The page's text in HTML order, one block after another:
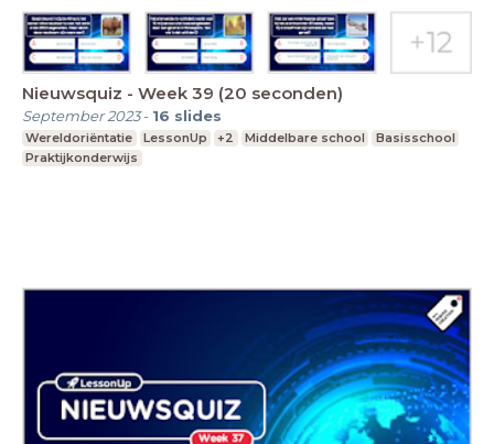
Nieuwsquiz - Week 39 (20 seconden)
September 2023- 16 slides
Wereldoriëntatie LessonUp +2 Middelbare school
Basisschool
Praktijkonderwijs